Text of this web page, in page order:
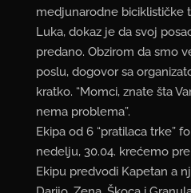
medjunarodne biciklističke
Luka, dokaz je da svoj
predano. Obzirom da smo
poslu, dogovor sa
kratko. “Momci, znate šta
nema problema”.
Ekipa od 6 “pratilaca trke”
nedelju, 30.04. krećemo
Ekipu predvodi Kapetan a